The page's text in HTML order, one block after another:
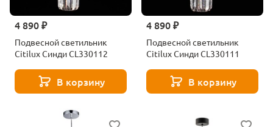
4 890 ₽
Подвесной светильник
Citilux Синди CL330112
В корзину
4 890 ₽
Подвесной светильник
Citilux Синди CL330111
В корзину